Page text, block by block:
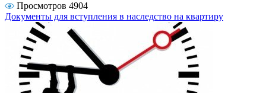
Просмотров 4904
Документы для вступления в наследство на квартиру